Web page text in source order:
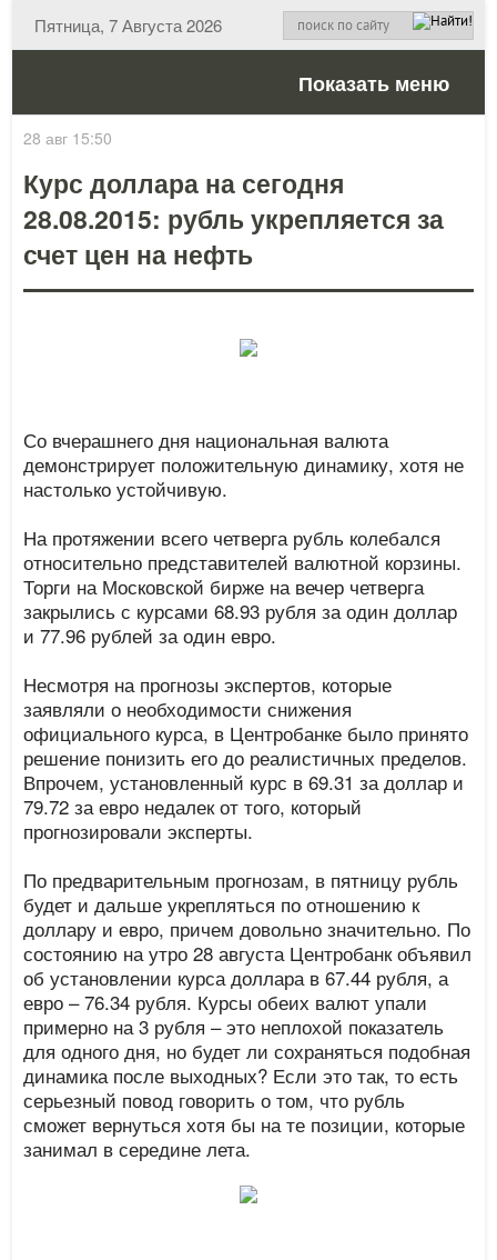
Пятница, 7 Августа 2026
Показать меню
28 авг 15:50
Курс доллара на сегодня
28.08.2015: рубль укрепляется за
счет цен на нефть
Со вчерашнего дня национальная валюта
демонстрирует положительную динамику, хотя не
настолько устойчивую.
На протяжении всего четверга рубль колебался
относительно представителей валютной корзины.
Торги на Московской бирже на вечер четверга
закрылись с курсами 68.93 рубля за один доллар
и 77.96 рублей за один евро.
Несмотря на прогнозы экспертов, которые
заявляли о необходимости снижения
официального курса, в Центробанке было принято
решение понизить его до реалистичных пределов.
Впрочем, установленный курс в 69.31 за доллар и
79.72 за евро недалек от того, который
прогнозировали эксперты.
По предварительным прогнозам, в пятницу рубль
будет и дальше укрепляться по отношению к
доллару и евро, причем довольно значительно. По
состоянию на утро 28 августа Центробанк объявил
об установлении курса доллара в 67.44 рубля, а
евро – 76.34 рубля. Курсы обеих валют упали
примерно на 3 рубля – это неплохой показатель
для одного дня, но будет ли сохраняться подобная
динамика после выходных? Если это так, то есть
серьезный повод говорить о том, что рубль
сможет вернуться хотя бы на те позиции, которые
занимал в середине лета.